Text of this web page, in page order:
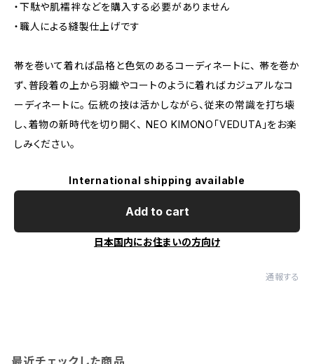
・下駄や肌襦袢などを購入する必要がありません
・職人による縫製仕上げです
帯を巻いて着れば品格と色気のあるコーディネートに、 帯を巻か
ず、普段着の上から羽織やコートのように着ればカジュアルなコ
ーディネートに。 伝統の技は活かしながら、従来の常識を打ち壊
し、着物の新時代を切り開く、 NEO KIMONO「VEDUTA」をお楽
しみください。
International shipping available
Add to cart
日本国内にお住まいの方向け
通報する
最近チェックした商品